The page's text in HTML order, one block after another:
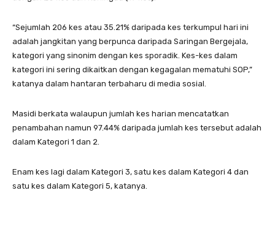
“Sejumlah 206 kes atau 35.21% daripada kes terkumpul hari ini
adalah jangkitan yang berpunca daripada Saringan Bergejala,
kategori yang sinonim dengan kes sporadik. Kes-kes dalam
kategori ini sering dikaitkan dengan kegagalan mematuhi SOP,”
katanya dalam hantaran terbaharu di media sosial.
Masidi berkata walaupun jumlah kes harian mencatatkan
penambahan namun 97.44% daripada jumlah kes tersebut adalah
dalam Kategori 1 dan 2.
Enam kes lagi dalam Kategori 3, satu kes dalam Kategori 4 dan
satu kes dalam Kategori 5, katanya.